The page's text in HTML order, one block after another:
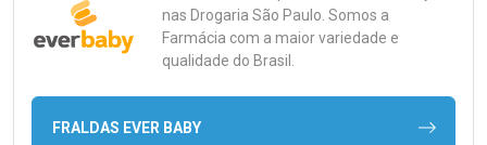
nas Drogaria São Paulo. Somos a
Farmácia com a maior variedade e
qualidade do Brasil.
FRALDAS EVER BABY